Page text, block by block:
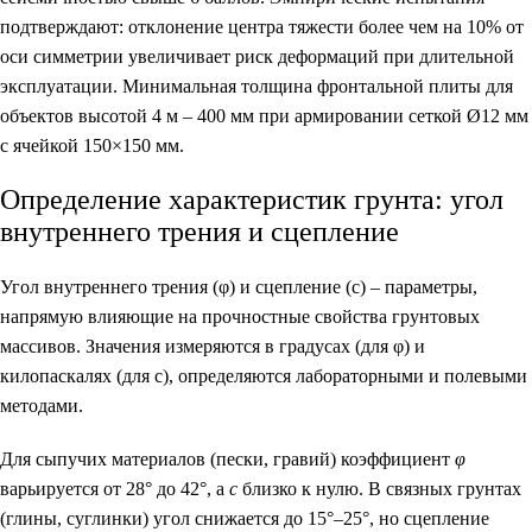
подтверждают: отклонение центра тяжести более чем на 10% от
оси симметрии увеличивает риск деформаций при длительной
эксплуатации. Минимальная толщина фронтальной плиты для
объектов высотой 4 м – 400 мм при армировании сеткой Ø12 мм
с ячейкой 150×150 мм.
Определение характеристик грунта: угол
внутреннего трения и сцепление
Угол внутреннего трения (φ) и сцепление (c) – параметры,
напрямую влияющие на прочностные свойства грунтовых
массивов. Значения измеряются в градусах (для φ) и
килопаскалях (для c), определяются лабораторными и полевыми
методами.
Для сыпучих материалов (пески, гравий) коэффициент φ
варьируется от 28° до 42°, а c близко к нулю. В связных грунтах
(глины, суглинки) угол снижается до 15°–25°, но сцепление